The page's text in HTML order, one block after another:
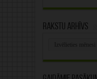
Rakstu arhīvs